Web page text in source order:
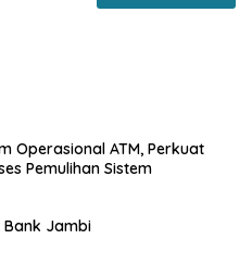
Operasional ATM, Perkuat
Pemulihan Sistem
Jambi